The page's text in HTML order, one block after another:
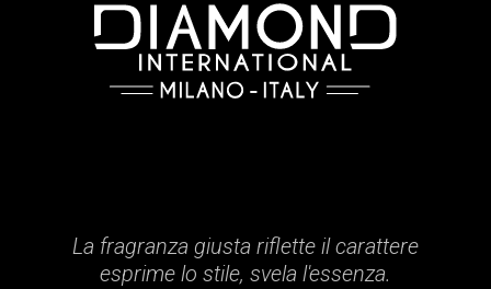
La fragranza giusta riflette il carattere
esprime lo stile, svela l'essenza.